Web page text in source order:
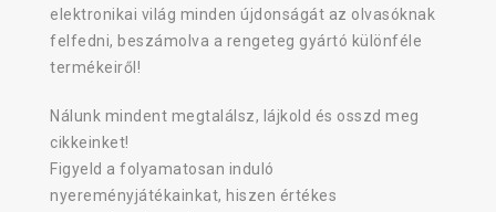
elektronikai világ minden újdonságát az olvasóknak
felfedni, beszámolva a rengeteg gyártó különféle
termékeiről!
Nálunk mindent megtalálsz, lájkold és osszd meg
cikkeinket!
Figyeld a folyamatosan induló
nyereményjátékainkat, hiszen értékes